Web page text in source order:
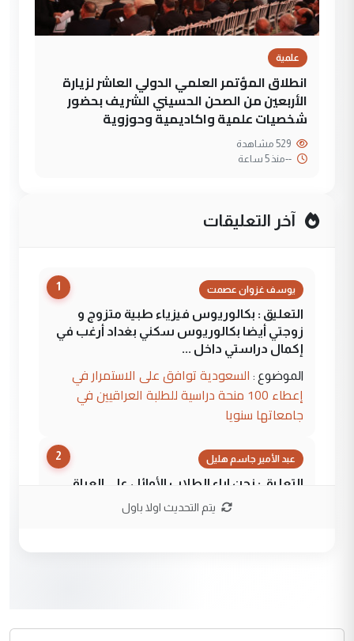
علمية
انطلاق المؤتمر العلمي الدولي العاشر لزيارة
الأربعين من الصحن الحسيني الشريف بحضور
شخصيات علمية واكاديمية وحوزوية
--منذ 5 ساعة
آخر التعليقات
1 يوسف غزوان عصمت
التعليق : بكالوريوس فيزياء طبية متزوج و
زوجتي أيضا بكالوريوس سكني بغداد أرغب في
إكمال دراستي داخل ...
الموضوع : السعودية توافق على الاستمرار في
إعطاء 100 منحة دراسية للطلبة العراقيين في
جامعاتها سنويا
2 عبد الأمير جاسم هليل
التعليق : نحن اباء الطلاب الأوائل على العراق
نتشرف بلقاء السيد احمد الصافي في العتبات
التعليق : قرار مستعجل جدا ولامصلحة فيه
يتم التحديث اولا باول